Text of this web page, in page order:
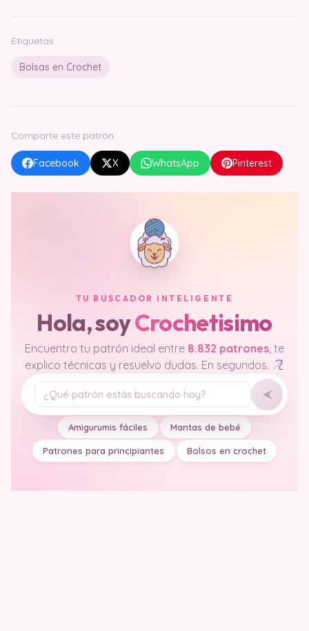
Etiquetas
Bolsas en Crochet
Comparte este patrón
Facebook X WhatsApp Pinterest
TU BUSCADOR INTELIGENTE
Hola, soyCrochetisimo
Encuentro tu patrón ideal entre 8.832 patrones, te
explico técnicas y resuelvo dudas. En segundos.
Tu pregunta
Amigurumis fáciles Mantas de bebé
Patrones para principiantes Bolsos en crochet